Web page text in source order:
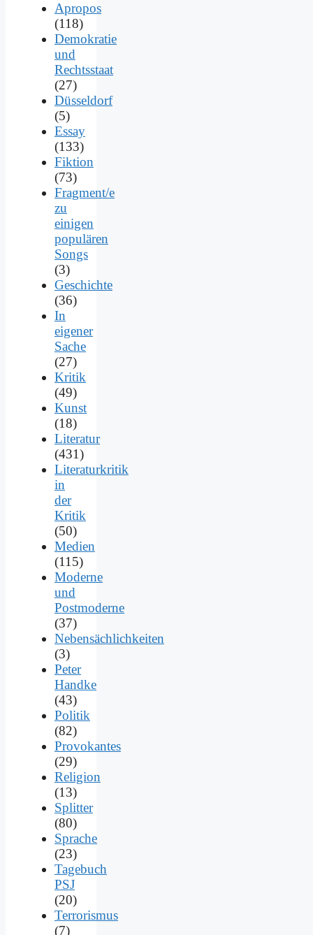
Apropos
(118)
Demokratie
und
Rechtsstaat
(27)
Düsseldorf
(5)
Essay
(133)
Fiktion
(73)
Fragment/e
zu
einigen
populären
Songs
(3)
Geschichte
(36)
In
eigener
Sache
(27)
Kritik
(49)
Kunst
(18)
Literatur
(431)
Literaturkritik
in
der
Kritik
(50)
Medien
(115)
Moderne
und
Postmoderne
(37)
Nebensächlichkeiten
(3)
Peter
Handke
(43)
Politik
(82)
Provokantes
(29)
Religion
(13)
Splitter
(80)
Sprache
(23)
Tagebuch
PSJ
(20)
Terrorismus
(7)